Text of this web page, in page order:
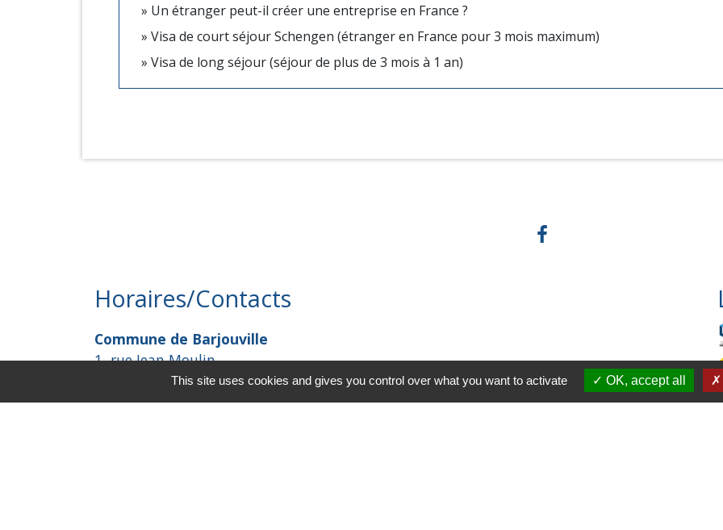
Un étranger peut-il créer une entreprise en France ?
Visa de court séjour Schengen (étranger en France pour 3 mois maximum)
Visa de long séjour (séjour de plus de 3 mois à 1 an)
Horaires/Contacts
Commune de Barjouville
1, rue Jean Moulin
28630 Barjouville - FRANCE
+33 2 37 34 30 04
This site uses cookies and gives you control over what you want to activate OK, accept all